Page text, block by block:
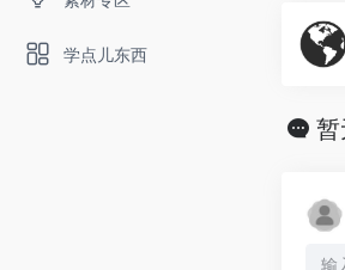
学点儿东西